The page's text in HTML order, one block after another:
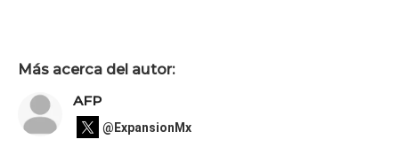
Más acerca del autor:
AFP
@ExpansionMx